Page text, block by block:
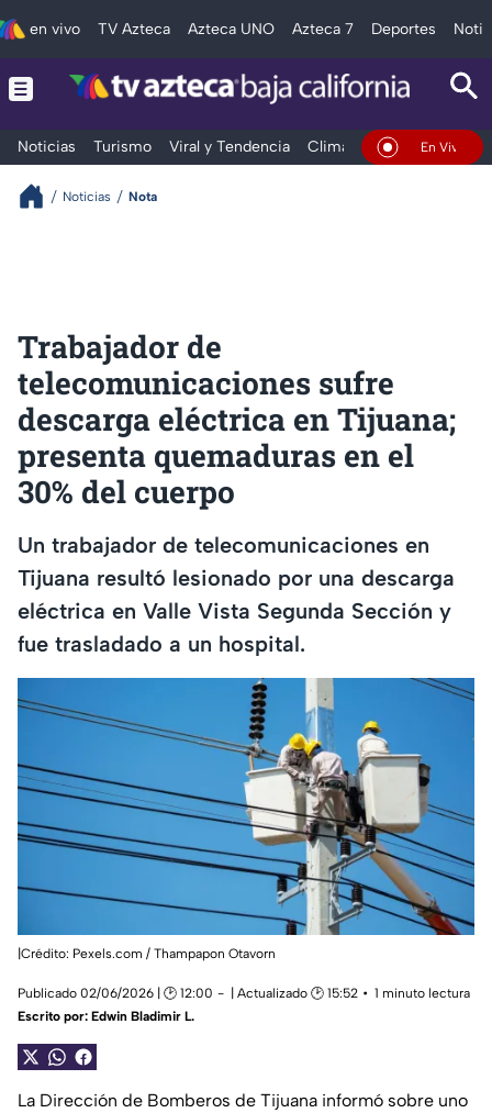
en vivo TV Azteca Azteca UNO Azteca 7 Deportes
Noticias Turismo Viral y Tendencia Clima Deportes
En Vivo
Noticias Nota
Trabajador de
telecomunicaciones sufre
descarga eléctrica en Tijuana;
presenta quemaduras en el
30% del cuerpo
Un trabajador de telecomunicaciones en
Tijuana resultó lesionado por una descarga
eléctrica en Valle Vista Segunda Sección y
fue trasladado a un hospital.
|Crédito: Pexels.com / Thampapon Otavorn
Publicado 02/06/2026 | 🕑 12:00 | Actualizado 🕑 15:52
1 minuto lectura
Escrito por: Edwin Bladimir L.
La Dirección de Bomberos de Tijuana informó sobre uno